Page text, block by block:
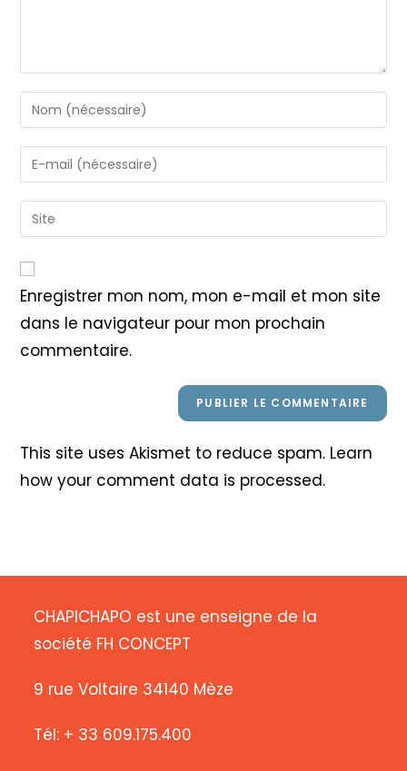
Enter
your
name
or
to
comment
Enter
your
email
address
Saisir
l’URL
votre
site
(facultatif)
Enregistrer mon nom, mon e-mail et mon site
dans le navigateur pour mon prochain
commentaire.
This site uses Akismet to reduce spam. Learn
how your comment data is processed.
CHAPICHAPO est une enseigne de la
société FH CONCEPT
9 rue Voltaire 34140 Mèze
Tél: + 33 609.175.400